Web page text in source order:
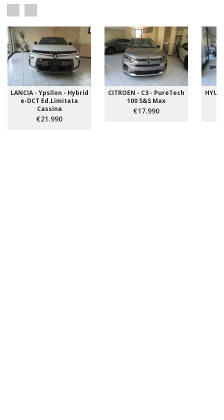
LANCIA - Ypsilon - Hybrid
e-DCT Ed.Limitata
Cassina
€21.990
CITROEN - C3 - PureTech
100 S&S Max
€17.990